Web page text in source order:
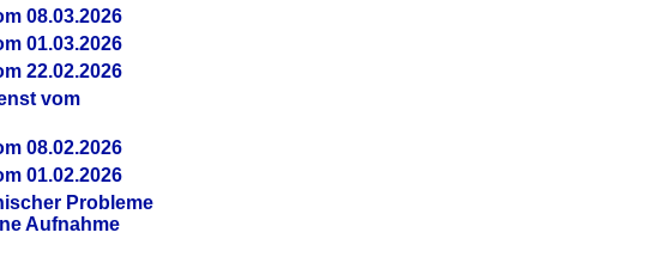
08.03.2026
01.03.2026
22.02.2026
vom
08.02.2026
01.02.2026
Probleme
Aufnahme